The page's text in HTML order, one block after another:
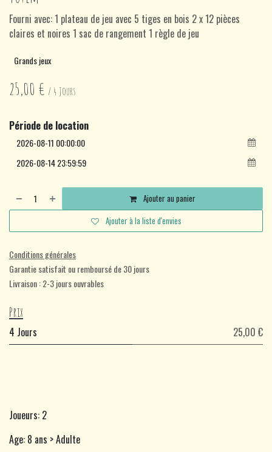
Fourni avec: 1 plateau de jeu avec 5 tiges en bois 2 x 12 pièces
claires et noires 1 sac de rangement 1 règle de jeu
Grands jeux
25,00 € / 4 Jours
Période de location
Ajouter au panier
Ajouter à la liste d'envies
Conditions générales
Garantie satisfait ou remboursé de 30 jours
Livraison : 2-3 jours ouvrables
Prix
4 Jours 25,00 €
Joueurs: 2
Age: 8 ans > Adulte